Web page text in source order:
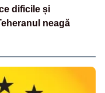
dificile și
neagă